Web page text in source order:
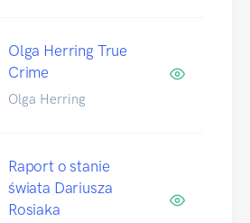
Olga Herring True
Crime
Olga Herring
Raport o stanie
świata Dariusza
Rosiaka